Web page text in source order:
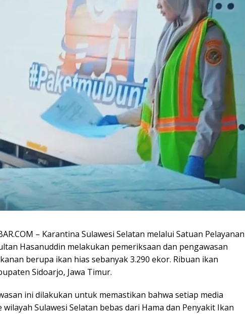
– Karantina Sulawesi Selatan melalui Satuan Pelayanan
Hasanuddin melakukan pemeriksaan dan pengawasan
berupa ikan hias sebanyak 3.290 ekor. Ribuan ikan
Sidoarjo, Jawa Timur.
ini dilakukan untuk memastikan bahwa setiap media
Sulawesi Selatan bebas dari Hama dan Penyakit Ikan